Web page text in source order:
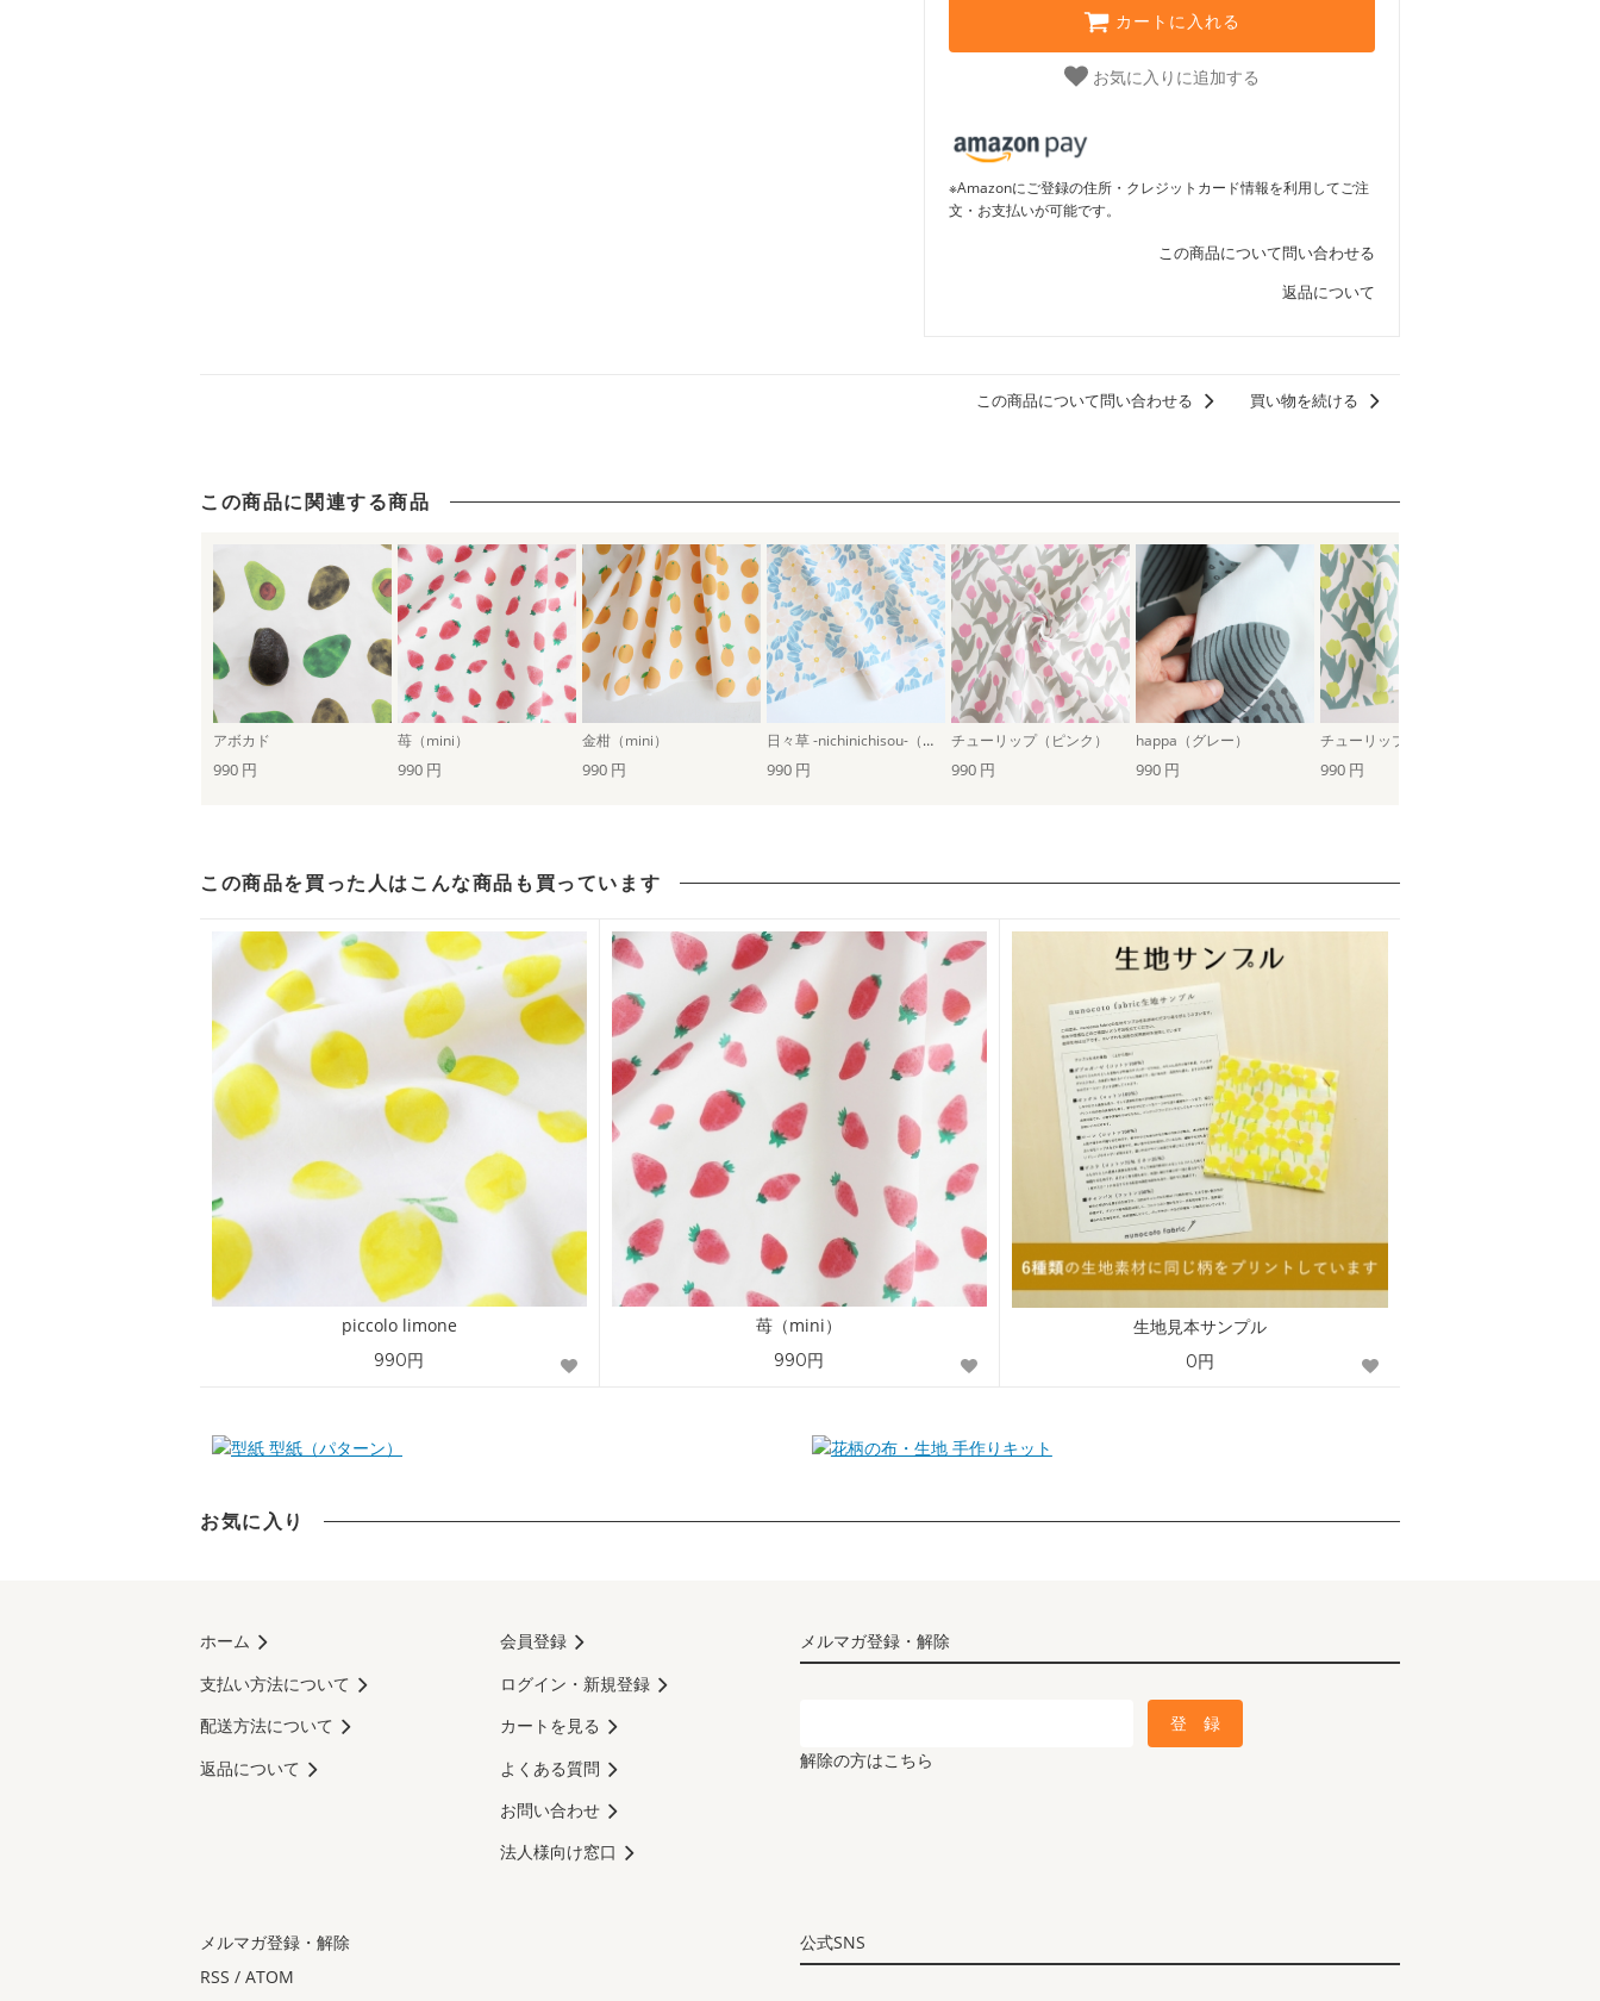
カートに入れる
お気に入りに追加する
※Amazonにご登録の住所・クレジットカード情報を利用してご注
文・お支払いが可能です。
この商品について問い合わせる
返品について
この商品について問い合わせる 買い物を続ける
この商品に関連する商品
アボカド 苺（mini） 金柑（mini） 日々草 -nichinichisou-（ペールクリーム） チューリップ（ピンク） happa（グレー）
990 円 990 円 990 円 990 円 990 円 990 円 990 円
この商品を買った人はこんな商品も買っています
piccolo limone
990円
苺（mini）
990円
生地見本サンプル
0円
型紙（パターン） 手作りキット
お気に入り
メルマガ登録・解除
解除の方はこちら
ホーム
支払い方法について
配送方法について
返品について
会員登録
ログイン・新規登録
カートを見る
よくある質問
お問い合わせ
法人様向け窓口
公式SNS
メルマガ登録・解除
RSS / ATOM